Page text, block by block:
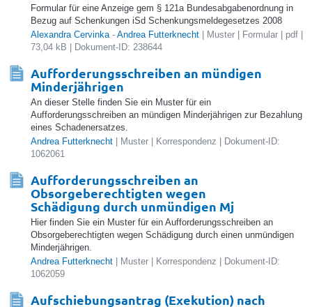
Formular für eine Anzeige gem § 121a Bundesabgabenordnung in
Bezug auf Schenkungen iSd Schenkungsmeldegesetzes 2008
Alexandra Cervinka-Andrea Futterknecht | Muster | Formular | pdf |
73,04 kB | Dokument-ID: 238644
Aufforderungsschreiben an mündigen
Minderjährigen
An dieser Stelle finden Sie ein Muster für ein
Aufforderungsschreiben an mündigen Minderjährigen zur Bezahlung
eines Schadenersatzes.
Andrea Futterknecht | Muster | Korrespondenz | Dokument-ID:
1062061
Aufforderungsschreiben an
Obsorgeberechtigten wegen
Schädigung durch unmündigen Mj
Hier finden Sie ein Muster für ein Aufforderungsschreiben an
Obsorgeberechtigten wegen Schädigung durch einen unmündigen
Minderjährigen.
Andrea Futterknecht | Muster | Korrespondenz | Dokument-ID:
1062059
Aufschiebungsantrag (Exekution) nach